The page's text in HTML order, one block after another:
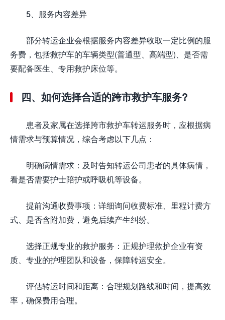
5、服务内容差异
部分转运企业会根据服务内容差异收取一定比例的服
务费，包括救护车的车辆类型(普通型、高端型)、是否需
要配备医生、专用救护床位等。
四、如何选择合适的跨市救护车服务?
患者及家属在选择跨市救护车转运服务时，应根据病
情需求与预算情况，综合考虑以下几点：
明确病情需求：及时告知转运公司患者的具体病情，
看是否需要护士陪护或呼吸机等设备。
提前沟通收费事项：详细询问收费标准、里程计费方
式、是否含附加费，避免后续产生纠纷。
选择正规专业的救护服务：正规护理救护企业有资
质、专业的护理团队和设备，保障转运安全。
评估转运时间和距离：合理规划路线和时间，提高效
率，确保费用合理。